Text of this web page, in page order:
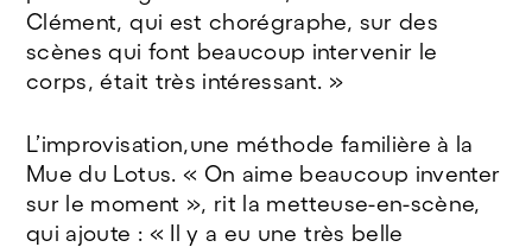
Clément, qui est chorégraphe, sur des
scènes qui font beaucoup intervenir le
corps, était très intéressant. »
L’improvisation,une méthode familière à la
Mue du Lotus. « On aime beaucoup inventer
sur le moment », rit la metteuse-en-scène,
qui ajoute : « Il y a eu une très belle